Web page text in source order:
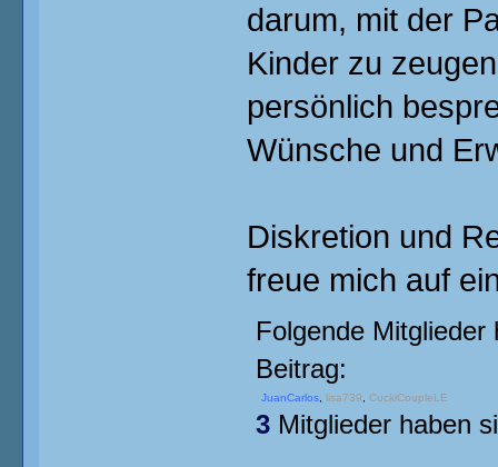
darum, mit der
Kinder zu
persönlich
Wünsche und
Diskretion und
freue mich auf
Folgende
Beitrag:
JuanCarlos lisa739 ,CuckiCoupleLE
3 Mitglieder haben